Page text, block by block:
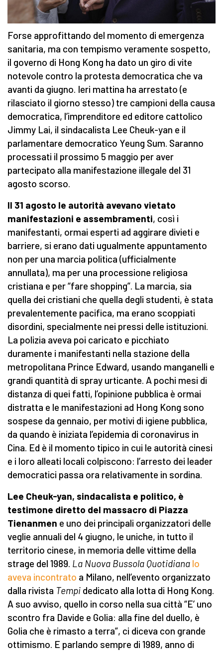
Forse approfittando del momento di emergenza
sanitaria, ma con tempismo veramente sospetto,
il governo di Hong Kong ha dato un giro di vite
notevole contro la protesta democratica che va
avanti da giugno. Ieri mattina ha arrestato (e
rilasciato il giorno stesso) tre campioni della causa
democratica, l’imprenditore ed editore cattolico
Jimmy Lai, il sindacalista Lee Cheuk-yan e il
parlamentare democratico Yeung Sum. Saranno
processati il prossimo 5 maggio per aver
partecipato alla manifestazione illegale del 31
agosto scorso.
Il 31 agosto le autorità avevano vietato
manifestazioni e assembramenti, così i
manifestanti, ormai esperti ad aggirare divieti e
barriere, si erano dati ugualmente appuntamento
non per una marcia politica (ufficialmente
annullata), ma per una processione religiosa
cristiana e per “fare shopping”. La marcia, sia
quella dei cristiani che quella degli studenti, è stata
prevalentemente pacifica, ma erano scoppiati
disordini, specialmente nei pressi delle istituzioni.
La polizia aveva poi caricato e picchiato
duramente i manifestanti nella stazione della
metropolitana Prince Edward, usando manganelli e
grandi quantità di spray urticante. A pochi mesi di
distanza di quei fatti, l’opinione pubblica è ormai
distratta e le manifestazioni ad Hong Kong sono
sospese da gennaio, per motivi di igiene pubblica,
da quando è iniziata l’epidemia di coronavirus in
Cina. Ed è il momento tipico in cui le autorità cinesi
e i loro alleati locali colpiscono: l’arresto dei leader
democratici passa ora relativamente in sordina.
Lee Cheuk-yan, sindacalista e politico, è
testimone diretto del massacro di Piazza
Tienanmen e uno dei principali organizzatori delle
veglie annuali del 4 giugno, le uniche, in tutto il
territorio cinese, in memoria delle vittime della
strage del 1989. La Nuova Bussola Quotidiana lo
aveva incontrato a Milano, nell’evento organizzato
dalla rivista Tempi dedicato alla lotta di Hong Kong.
A suo avviso, quello in corso nella sua città “E’ uno
scontro fra Davide e Golia: alla fine del duello, è
Golia che è rimasto a terra”, ci diceva con grande
ottimismo. E parlando sempre di 1989, anno di